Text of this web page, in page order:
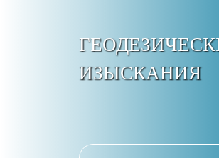
ИЗЫСКАНИЯ